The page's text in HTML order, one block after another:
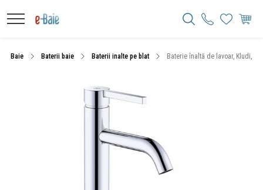
Baie Baterii baie Baterii inalte pe blat Baterie înaltă de lavoar, Kludi,